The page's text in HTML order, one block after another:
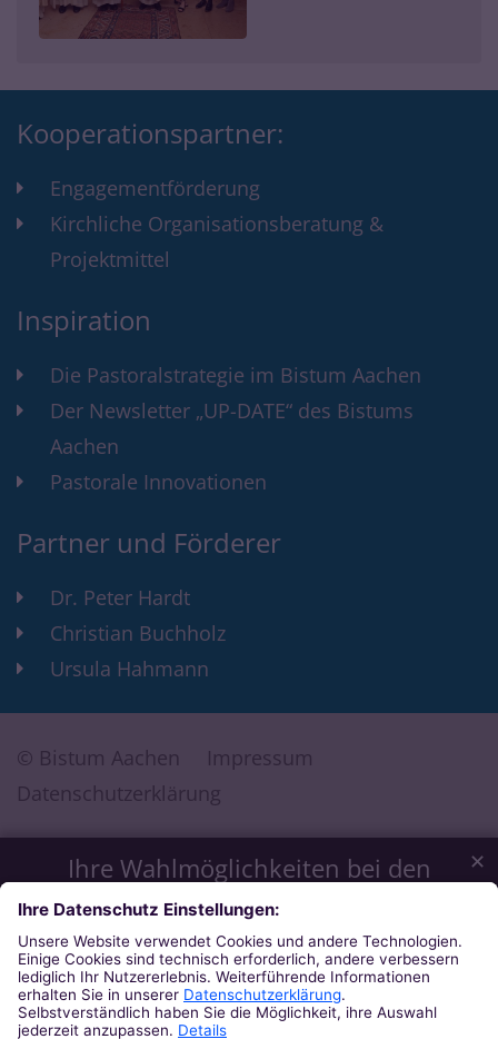
Ihre Wahlmöglichkeiten bei den
Einstellungen zum Datenschutz
Wir möchten Ihnen ein optimales Webseiten-Erlebnis bieten.
Dazu verwenden wir Cookies, die für das Funktionieren
unserer Website notwendig sind. Mit Ihrer Zustimmung
verwenden wir auch Cookies und andere Technologien, die
zur Anzeige externer Inhalte (Videos über Youtube, Audios
✕
Kooperationspartner:
Engagementförderung
Kirchliche Organisationsberatung &
Projektmittel
Inspiration
Die Pastoralstrategie im Bistum Aachen
Der Newsletter „UP-DATE“ des Bistums
Aachen
Pastorale Innovationen
Partner und Förderer
Dr. Peter Hardt
Christian Buchholz
Ursula Hahmann
© Bistum Aachen
Impressum
Datenschutzerklärung